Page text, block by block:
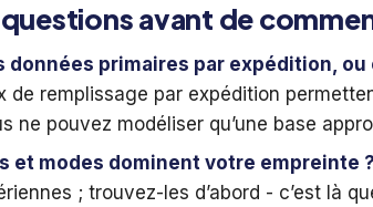
questions avant de
données primaires par expédition,
de remplissage par expédition
ne pouvez modéliser qu’une base
et modes dominent votre empreinte
; trouvez-les d’abord - c’est là